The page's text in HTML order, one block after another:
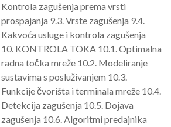
Kontrola zagušenja prema vrsti
prospajanja 9.3. Vrste zagušenja 9.4.
Kakvoća usluge i kontrola zagušenja
10. KONTROLA TOKA 10.1. Optimalna
radna točka mreže 10.2. Modeliranje
sustavima s posluživanjem 10.3.
Funkcije čvorišta i terminala mreže 10.4.
Detekcija zagušenja 10.5. Dojava
zagušenja 10.6. Algoritmi predajnika